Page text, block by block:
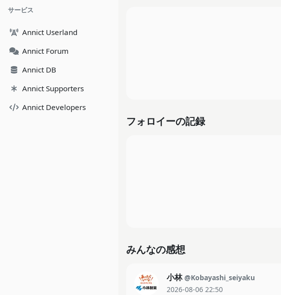
サービス
Annict Userland
Annict Forum
Annict DB
Annict Supporters
Annict Developers
フォロイーの記録
みんなの感想
小林 @Kobayashi_seiyaku
2026-08-06 22:50